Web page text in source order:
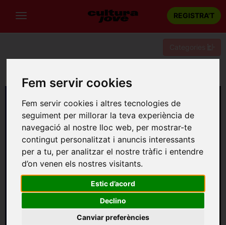
Fem servir cookies
Fem servir cookies i altres tecnologies de
seguiment per millorar la teva experiència de
navegació al nostre lloc web, per mostrar-te
contingut personalitzat i anuncis interessants
per a tu, per analitzar el nostre tràfic i entendre
d’on venen els nostres visitants.
Estic d’acord
Declino
Canviar preferències
REGISTRA'T